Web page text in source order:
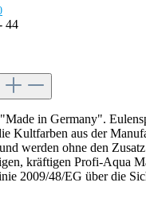
44
in Germany".
Kultfarben aus der
werden ohne den
kräftigen Profi-Aqua
2009/48/EG über die